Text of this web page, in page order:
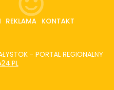
REKLAMA KONTAKT
- PORTAL REGIONALNY